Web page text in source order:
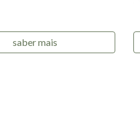
saber mais